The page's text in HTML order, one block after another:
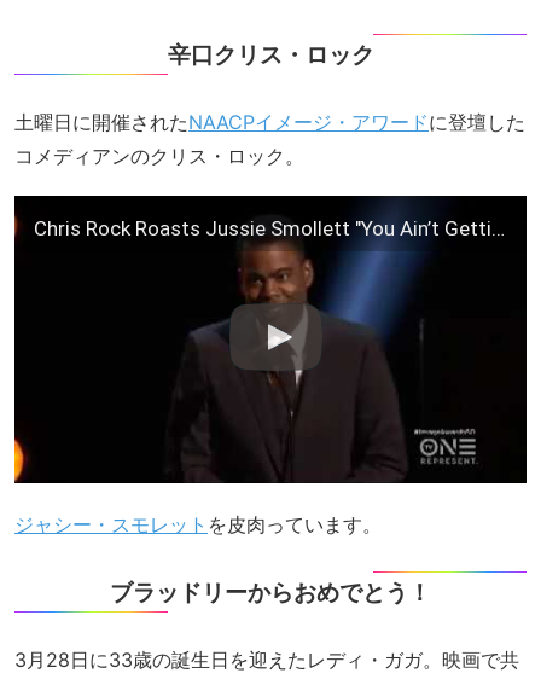
辛口クリス・ロック
土曜日に開催されたNAACPイメージ・アワードに登壇した
コメディアンのクリス・ロック。
Chris Rock Roasts Jussie Smollett "You Ain’t Getting No Respect From Me" #ImageAwards50
ジャシー・スモレット を皮肉っています。
ブラッドリーからおめでとう！
3月28日に33歳の誕生日を迎えたレディ・ガガ。映画で共